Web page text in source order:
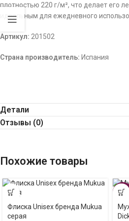
плотностью 220 г/м², что делает его
идеальным для ежедневного
Артикул: 201502
Страна производитель: Испания
Детали
Отзывы (0)
Похожие товары
Флиска Unisex бренда Mukua
серая
-40%